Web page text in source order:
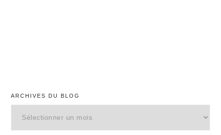
ARCHIVES DU BLOG